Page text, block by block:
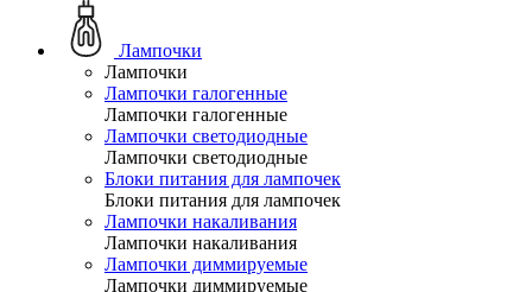
Лампочки
Лампочки
Лампочки галогенные
Лампочки галогенные
Лампочки светодиодные
Лампочки светодиодные
Блоки питания для лампочек
Блоки питания для лампочек
Лампочки накаливания
Лампочки накаливания
Лампочки диммируемые
Лампочки диммируемые